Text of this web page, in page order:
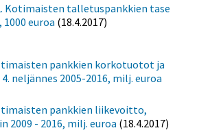
Kotimaisten talletuspankkien tase
1000 euroa (18.4.2017)
pankkien korkotuotot ja
neljännes 2005-2016, milj. euroa
pankkien liikevoitto,
2009 - 2016, milj. euroa (18.4.2017)